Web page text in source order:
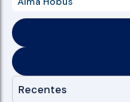
Condomínio:
Alma Hobus